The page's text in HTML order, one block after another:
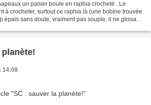
un panier boule en raphia crocheté . Le
à crocheter, surtout ce raphia là (une bobine trouvée
épais sans doute, vraiment pas souple, il ne glissait
14:08